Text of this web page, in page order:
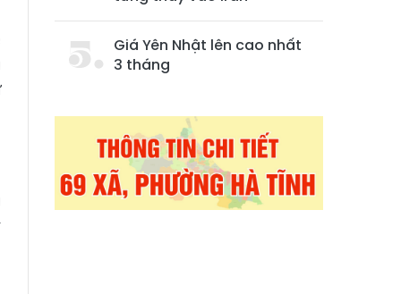
Giá Yên Nhật lên cao nhất
3 tháng